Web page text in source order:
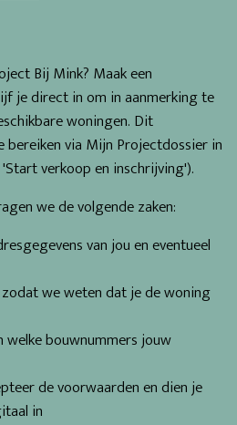
Bij Mink? Maak een
je direct in om in aanmerking te
woningen. Dit
via Mijn Projectdossier in
verkoop en inschrijving').
we de volgende zaken:
van jou en eventueel
we weten dat je de woning
welke bouwnummers jouw
de voorwaarden en dien je
in